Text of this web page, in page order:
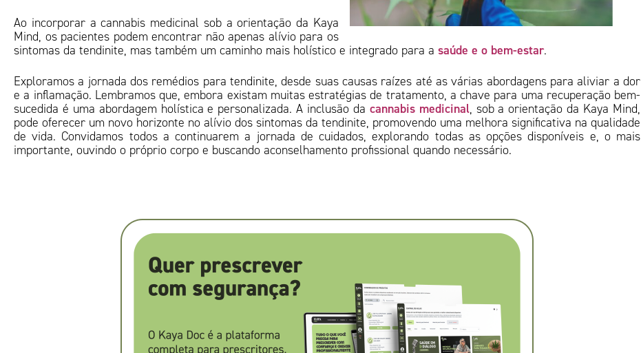
Ao incorporar a cannabis medicinal sob a orientação da Kaya
Mind, os pacientes podem encontrar não apenas alívio para os
sintomas da tendinite, mas também um caminho mais holístico e integrado para a saúde e o bem-estar.
Exploramos a jornada dos remédios para tendinite, desde suas causas raízes até as várias abordagens para aliviar a dor
e a inflamação. Lembramos que, embora existam muitas estratégias de tratamento, a chave para uma recuperação bem-
sucedida é uma abordagem holística e personalizada. A inclusão da cannabis medicinal, sob a orientação da Kaya Mind,
pode oferecer um novo horizonte no alívio dos sintomas da tendinite, promovendo uma melhora significativa na qualidade
de vida. Convidamos todos a continuarem a jornada de cuidados, explorando todas as opções disponíveis e, o mais
importante, ouvindo o próprio corpo e buscando aconselhamento profissional quando necessário.